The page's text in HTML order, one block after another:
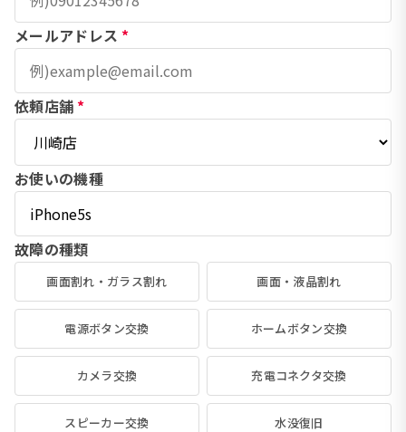
メールアドレス *
依頼店舗 *
お使いの機種
故障の種類
画面割れ・ガラス割れ 画面・液晶割れ
電源ボタン交換 ホームボタン交換
カメラ交換 充電コネクタ交換
スピーカー交換 水没復旧